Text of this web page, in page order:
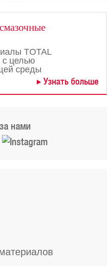
TOTAL
с целью
среды
Узнать больше
нами